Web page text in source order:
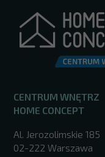
CENTRUM WNĘTRZ
HOME CONCEPT
Al. Jerozolimskie 185
02-222 Warszawa